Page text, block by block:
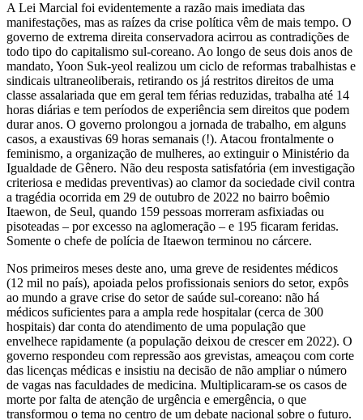
A Lei Marcial foi evidentemente a razão mais imediata das
manifestações, mas as raízes da crise política vêm de mais tempo. O
governo de extrema direita conservadora acirrou as contradições de
todo tipo do capitalismo sul-coreano. Ao longo de seus dois anos de
mandato, Yoon Suk-yeol realizou um ciclo de reformas trabalhistas e
sindicais ultraneoliberais, retirando os já restritos direitos de uma
classe assalariada que em geral tem férias reduzidas, trabalha até 14
horas diárias e tem períodos de experiência sem direitos que podem
durar anos. O governo prolongou a jornada de trabalho, em alguns
casos, a exaustivas 69 horas semanais (!). Atacou frontalmente o
feminismo, a organização de mulheres, ao extinguir o Ministério da
Igualdade de Gênero. Não deu resposta satisfatória (em investigação
criteriosa e medidas preventivas) ao clamor da sociedade civil contra
a tragédia ocorrida em 29 de outubro de 2022 no bairro boêmio
Itaewon, de Seul, quando 159 pessoas morreram asfixiadas ou
pisoteadas – por excesso na aglomeração – e 195 ficaram feridas.
Somente o chefe de polícia de Itaewon terminou no cárcere.
Nos primeiros meses deste ano, uma greve de residentes médicos
(12 mil no país), apoiada pelos profissionais seniors do setor, expôs
ao mundo a grave crise do setor de saúde sul-coreano: não há
médicos suficientes para a ampla rede hospitalar (cerca de 300
hospitais) dar conta do atendimento de uma população que
envelhece rapidamente (a população deixou de crescer em 2022). O
governo respondeu com repressão aos grevistas, ameaçou com corte
das licenças médicas e insistiu na decisão de não ampliar o número
de vagas nas faculdades de medicina. Multiplicaram-se os casos de
morte por falta de atenção de urgência e emergência, o que
transformou o tema no centro de um debate nacional sobre o futuro.